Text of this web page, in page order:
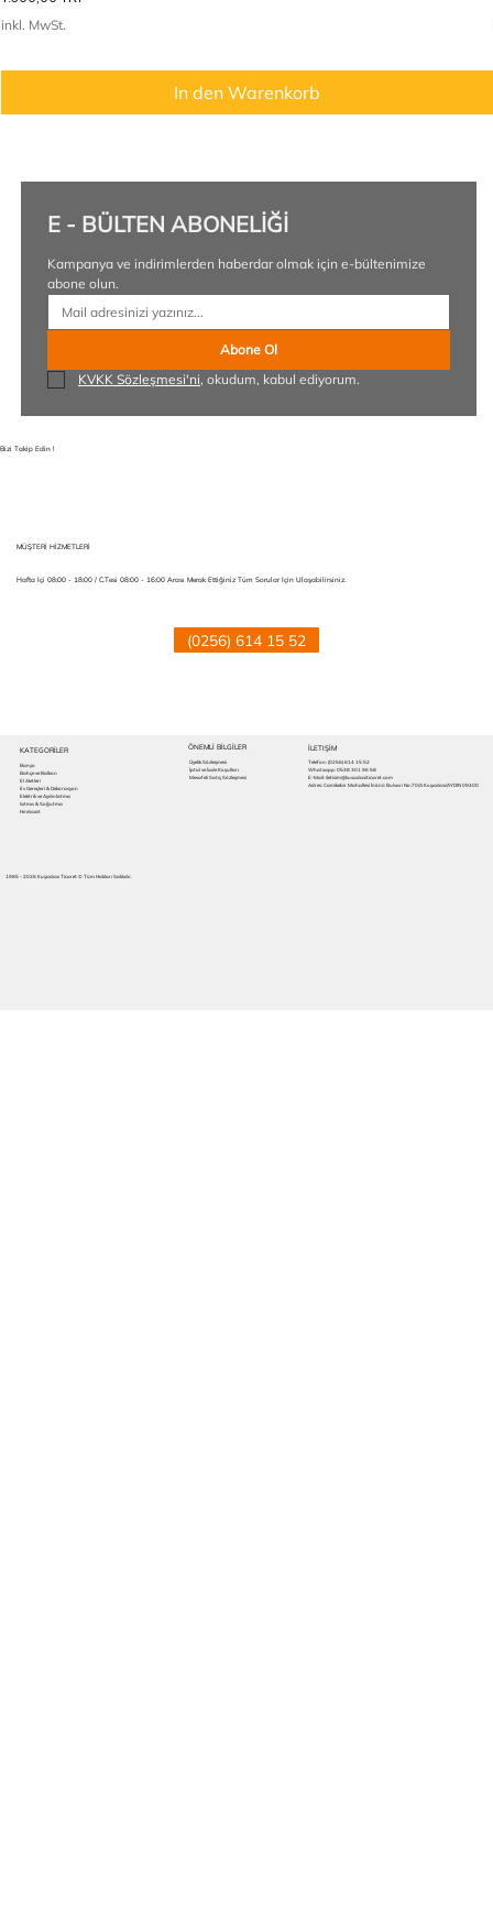
inkl. MwSt.
In den Warenkorb
E - BÜLTEN ABONELİĞİ
Kampanya ve indirimlerden haberdar olmak için e-bültenimize
abone olun.
Abone Ol
KVKK Sözleşmesi'ni, okudum, kabul ediyorum.
Bizi Takip Edin !
Hafta Içi 08:00 - 18:00 / C.tesi 08:00 - 16:00 Arası Merak Ettiğiniz Tüm Sorular Için Ulaşabilirsiniz.
MÜŞTERİ HİZMETLERİ
(0256) 614 15 52
KATEGORİLER
Banyo
Bahçe ve Balkon
El Aletleri
Ev Gereçleri & Dekorasyon
Elektrik ve Aydınlatma
Isıtma & Soğutma
Hırdavat
ÖNEMLİ BİLGİLER
Üyelik Sözleşmesi
İptal ve İade Koşulları
Mesafeli Satış Sözleşmesi
İLETIŞİM
Telefon: (0256) 614 15 52
Whatsapp: 0538 301 96 58
E-Mail: iletisim@kusadasiticaret.com
Adres: Camikebir Mahallesi İnönü Bulvarı No:70/A Kuşadası/AYDIN 09400
1985 - 2026 Kuşadası Ticaret © Tüm Hakları Saklıdır.